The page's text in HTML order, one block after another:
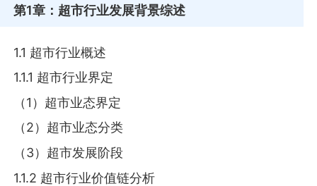
第1章 ：超市行业发展背景综述
1.1 超市行业概述
1.1.1 超市行业界定
（1）超市业态界定
（2）超市业态分类
（3）超市发展阶段
1.1.2 超市行业价值链分析